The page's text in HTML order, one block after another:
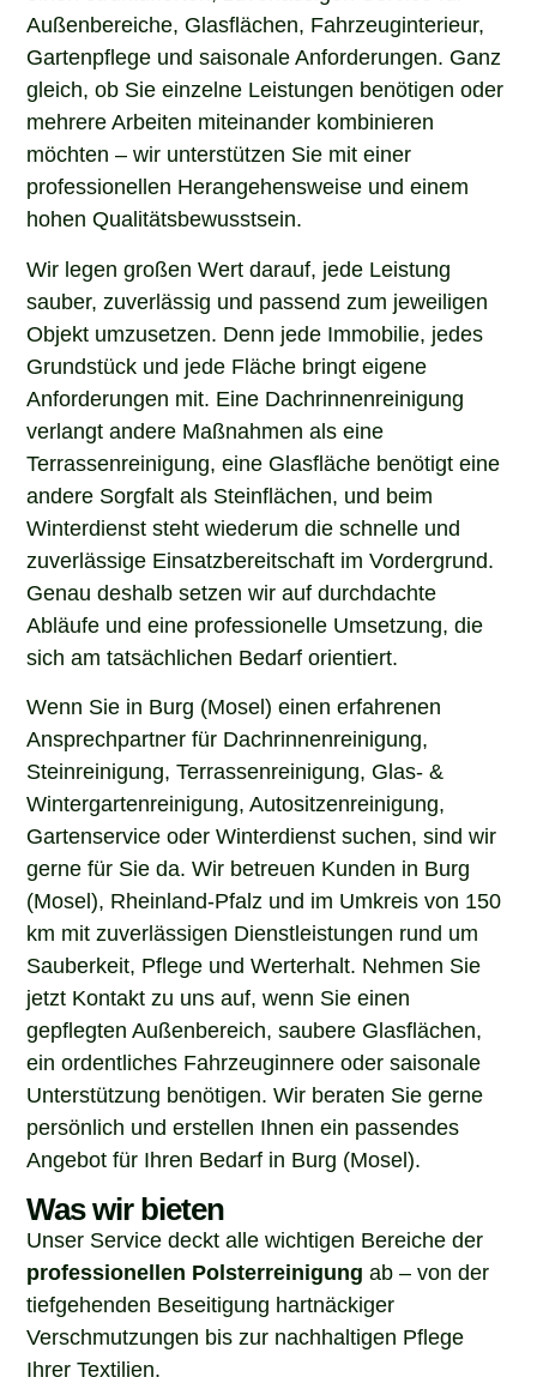
Außenbereiche, Glasflächen, Fahrzeuginterieur,
Gartenpflege und saisonale Anforderungen. Ganz
gleich, ob Sie einzelne Leistungen benötigen oder
mehrere Arbeiten miteinander kombinieren
möchten – wir unterstützen Sie mit einer
professionellen Herangehensweise und einem
hohen Qualitätsbewusstsein.
Wir legen großen Wert darauf, jede Leistung
sauber, zuverlässig und passend zum jeweiligen
Objekt umzusetzen. Denn jede Immobilie, jedes
Grundstück und jede Fläche bringt eigene
Anforderungen mit. Eine Dachrinnenreinigung
verlangt andere Maßnahmen als eine
Terrassenreinigung, eine Glasfläche benötigt eine
andere Sorgfalt als Steinflächen, und beim
Winterdienst steht wiederum die schnelle und
zuverlässige Einsatzbereitschaft im Vordergrund.
Genau deshalb setzen wir auf durchdachte
Abläufe und eine professionelle Umsetzung, die
sich am tatsächlichen Bedarf orientiert.
Wenn Sie in Burg (Mosel) einen erfahrenen
Ansprechpartner für Dachrinnenreinigung,
Steinreinigung, Terrassenreinigung, Glas- &
Wintergartenreinigung, Autositzenreinigung,
Gartenservice oder Winterdienst suchen, sind wir
gerne für Sie da. Wir betreuen Kunden in Burg
(Mosel), Rheinland-Pfalz und im Umkreis von 150
km mit zuverlässigen Dienstleistungen rund um
Sauberkeit, Pflege und Werterhalt. Nehmen Sie
jetzt Kontakt zu uns auf, wenn Sie einen
gepflegten Außenbereich, saubere Glasflächen,
ein ordentliches Fahrzeuginnere oder saisonale
Unterstützung benötigen. Wir beraten Sie gerne
persönlich und erstellen Ihnen ein passendes
Angebot für Ihren Bedarf in Burg (Mosel).
Was wir bieten
Unser Service deckt alle wichtigen Bereiche der
professionellen Polsterreinigung ab – von der
tiefgehenden Beseitigung hartnäckiger
Verschmutzungen bis zur nachhaltigen Pflege
Ihrer Textilien.